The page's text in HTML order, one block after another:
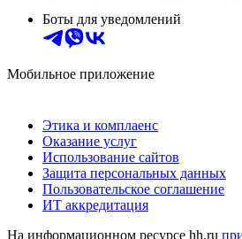
Боты для уведомлений
Мобильное приложение
Этика и комплаенс
Оказание услуг
Использование сайтов
Защита персональных данных
Пользовательское соглашение
ИТ аккредитация
На информационном ресурсе hh.ru